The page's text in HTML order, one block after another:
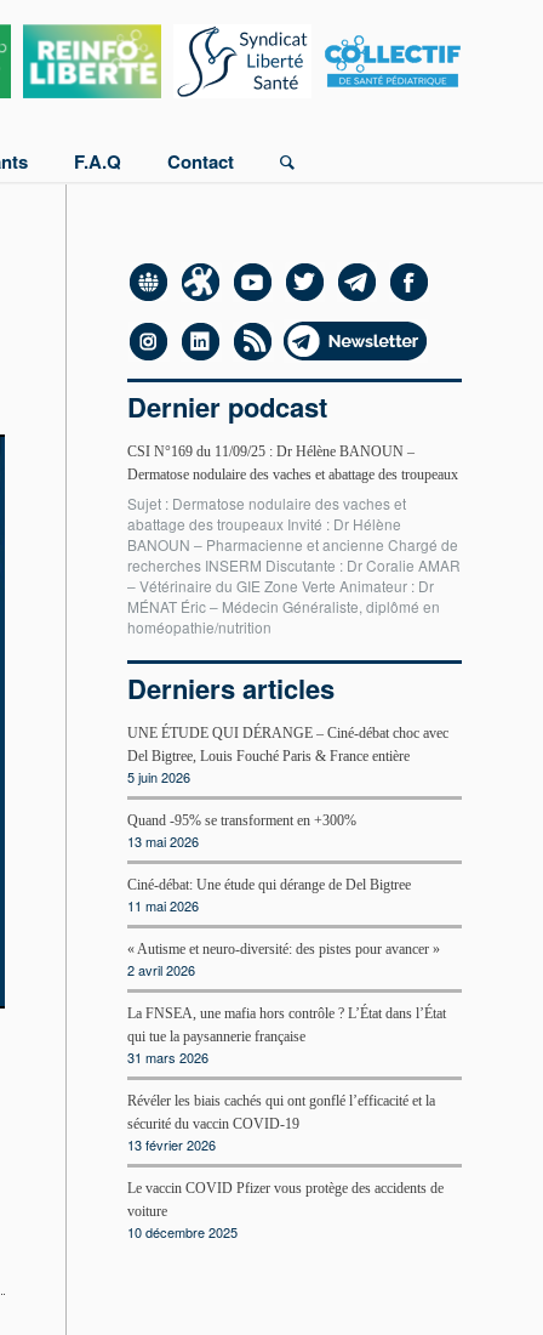
F.A.Q Contact
Dernier podcast
CSI N°169 du 11/09/25 : Dr Hélène BANOUN –
Dermatose nodulaire des vaches et abattage des troupeaux
Sujet : Dermatose nodulaire des vaches et
abattage des troupeaux Invité : Dr Hélène
BANOUN – Pharmacienne et ancienne Chargé de
recherches INSERM Discutante : Dr Coralie AMAR
– Vétérinaire du GIE Zone Verte Animateur : Dr
MÉNAT Éric – Médecin Généraliste, diplômé en
homéopathie/nutrition
Derniers articles
UNE ÉTUDE QUI DÉRANGE – Ciné-débat choc avec
Del Bigtree, Louis Fouché Paris & France entière
5 juin 2026
Quand -95% se transforment en +300%
13 mai 2026
Ciné-débat: Une étude qui dérange de Del Bigtree
11 mai 2026
« Autisme et neuro-diversité: des pistes pour avancer »
2 avril 2026
La FNSEA, une mafia hors contrôle ? L’État dans l’État
qui tue la paysannerie française
31 mars 2026
Révéler les biais cachés qui ont gonflé l’efficacité et la
sécurité du vaccin COVID-19
13 février 2026
Le vaccin COVID Pfizer vous protège des accidents de
voiture
10 décembre 2025